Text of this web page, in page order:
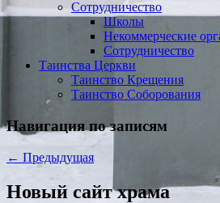
Сотрудничество
Школы
Некоммерческие
Сотрудничество
Таинства Церкви
Таинство Крещения
Таинство Соборования
Навигация по записям
← Предыдущая
Новый сайт храма